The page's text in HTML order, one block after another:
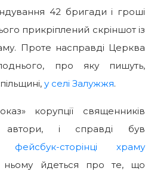
42 бригади і гроші
прикріплений скріншот із
Проте насправді Церква
про яку пишуть,
у селі Залужжя.
корупції священників
і справді був
фейсбук-сторінці храму
ньому йдеться про те, що